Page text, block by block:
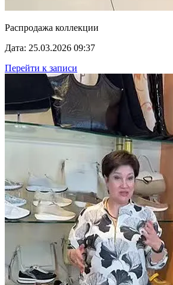
Распродажа коллекции
Дата: 25.03.2026 09:37
Перейти к записи